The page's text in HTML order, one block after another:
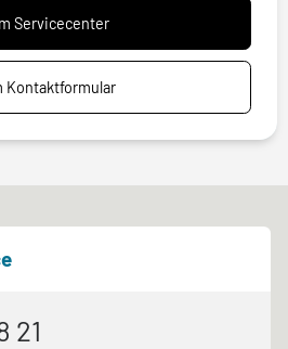
Servicecenter
Kontaktformular
21